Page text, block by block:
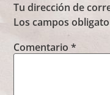
Tu dirección de
Los campos
Comentario*